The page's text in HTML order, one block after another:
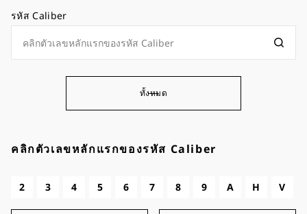
รหัส Caliber
ทั้งหมด
คลิกตัวเลขหลักแรกของรหัส Caliber
2 3 4 5 6 7 8 9 A H V